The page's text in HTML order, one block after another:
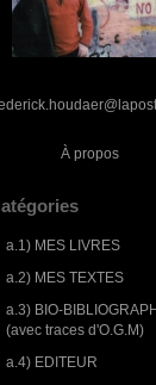
À propos
a.1) MES LIVRES
a.2) MES TEXTES
a.3) BIO-
(avec traces d'O.G.M)
a.4) EDITEUR